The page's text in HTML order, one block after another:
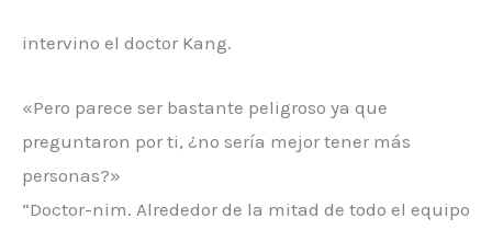
intervino el doctor Kang.
«Pero parece ser bastante peligroso ya que
preguntaron por ti, ¿no sería mejor tener más
personas?»
“Doctor-nim. Alrededor de la mitad de todo el equipo